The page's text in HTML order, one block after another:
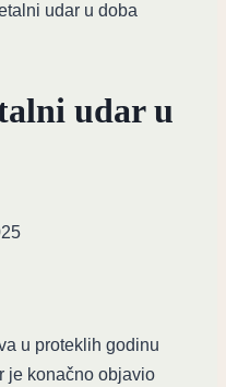
udar u doba
udar u
u proteklih godinu
je konačno objavio